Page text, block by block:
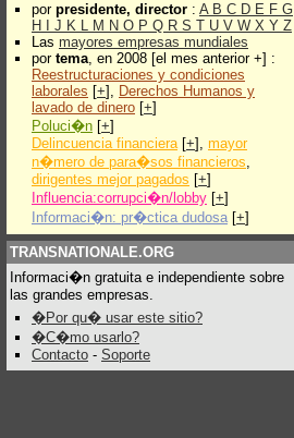
por presidente, director : A B C D E F G
H
J K L M N O P Q R S T U V W X Y Z
Las mayores empresas mundiales
por tema, en 2008 [el mes anterior +] :
Reestructuraciones y condiciones
laborales [+], Derechos Humanos y
lavado de dinero [+]
Poluci�n [+]
Delincuencia financiera[+], mayor
n�mero de para�sos financieros,
dirigentes mejor pagados [+]
Influencia:corrupci�n/lobby [+]
Informaci�n: pr�ctica dudosa [+]
TRANSNATIONALE.ORG
Informaci�n gratuita e independiente sobre
las grandes empresas.
�Por qu� usar este sitio?
�C�mo usarlo?
Contacto - Soporte